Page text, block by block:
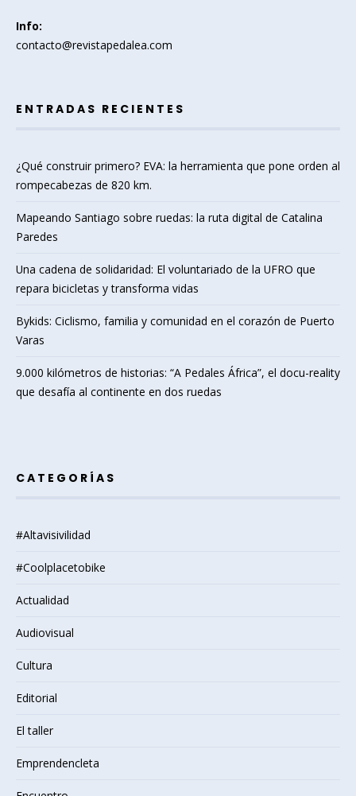
Info:
contacto@revistapedalea.com
ENTRADAS RECIENTES
¿Qué construir primero? EVA: la herramienta que pone orden al
rompecabezas de 820 km.
Mapeando Santiago sobre ruedas: la ruta digital de Catalina
Paredes
Una cadena de solidaridad: El voluntariado de la UFRO que
repara bicicletas y transforma vidas
Bykids: Ciclismo, familia y comunidad en el corazón de Puerto
Varas
9.000 kilómetros de historias: “A Pedales África”, el docu-reality
que desafía al continente en dos ruedas
CATEGORÍAS
#Altavisivilidad
#Coolplacetobike
Actualidad
Audiovisual
Cultura
Editorial
El taller
Emprendencleta